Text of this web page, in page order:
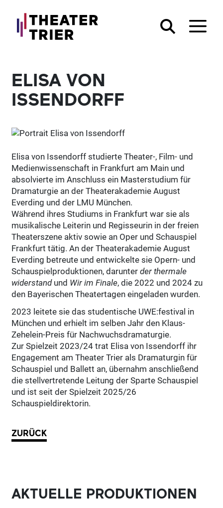
ELISA VON
ISSENDORFF
Elisa von Issendorff studierte Theater-, Film- und
Medienwissenschaft in Frankfurt am Main und
absolvierte im Anschluss ein Masterstudium für
Dramaturgie an der Theaterakademie August
Everding und der LMU München.
Während ihres Studiums in Frankfurt war sie als
musikalische Leiterin und Regisseurin in der freien
Theaterszene aktiv sowie an Oper und Schauspiel
Frankfurt tätig. An der Theaterakademie August
Everding betreute und entwickelte sie Opern- und
Schauspielproduktionen, darunterder thermale
widerstandund Wir im Finale, die 2022 und 2024 zu
den Bayerischen Theatertagen eingeladen wurden.
2023 leitete sie das studentische UWE:festival in
München und erhielt im selben Jahr den Klaus-
Zehelein-Preis für Nachwuchsdramaturgie.
Zur Spielzeit 2023/24 trat Elisa von Issendorff ihr
Engagement am Theater Trier als Dramaturgin für
Schauspiel und Ballett an, übernahm anschließend
die stellvertretende Leitung der Sparte Schauspiel
und ist seit der Spielzeit 2025/26
Schauspieldirektorin.
ZURÜCK
AKTUELLE PRODUKTIONEN